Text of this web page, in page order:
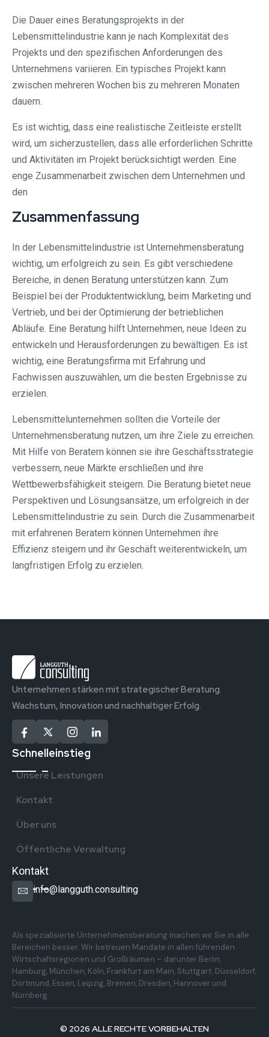
Die Dauer eines Beratungsprojekts in der
Lebensmittelindustrie kann je nach Komplexität des
Projekts und den spezifischen Anforderungen des
Unternehmens variieren. Ein typisches Projekt kann
zwischen mehreren Wochen bis zu mehreren Monaten
dauern.
Es ist wichtig, dass eine realistische Zeitleiste erstellt
wird, um sicherzustellen, dass alle erforderlichen Schritte
und Aktivitäten im Projekt berücksichtigt werden. Eine
enge Zusammenarbeit zwischen dem Unternehmen und
den
Zusammenfassung
In der Lebensmittelindustrie ist Unternehmensberatung
wichtig, um erfolgreich zu sein. Es gibt verschiedene
Bereiche, in denen Beratung unterstützen kann. Zum
Beispiel bei der Produktentwicklung, beim Marketing und
Vertrieb, und bei der Optimierung der betrieblichen
Abläufe. Eine Beratung hilft Unternehmen, neue Ideen zu
entwickeln und Herausforderungen zu bewältigen. Es ist
wichtig, eine Beratungsfirma mit Erfahrung und
Fachwissen auszuwählen, um die besten Ergebnisse zu
erzielen.
Lebensmittelunternehmen sollten die Vorteile der
Unternehmensberatung nutzen, um ihre Ziele zu erreichen.
Mit Hilfe von Beratern können sie ihre Geschäftsstrategie
verbessern, neue Märkte erschließen und ihre
Wettbewerbsfähigkeit steigern. Die Beratung bietet neue
Perspektiven und Lösungsansätze, um erfolgreich in der
Lebensmittelindustrie zu sein. Durch die Zusammenarbeit
mit erfahrenen Beratern können Unternehmen ihre
Effizienz steigern und ihr Geschäft weiterentwickeln, um
langfristigen Erfolg zu erzielen.
Unternehmen stärken mit strategischer Beratung.
Wachstum, Innovation und nachhaltiger Erfolg.
Schnelleinstieg
Unsere Leistungen
Kontakt
Über uns
Öffentliche Verwaltung
Kontakt
info@langguth.consulting
Als spezialisierte Unternehmensberatung machen wir Sie in alle
Bereichen besser. Wir betreuen Mandate in allen führenden
Wirtschaftsregionen und Großräumen – darunter Berlin,
Hamburg, München, Köln, Frankfurt am Main, Stuttgart, Düsseldorf,
Dortmund, Essen, Leipzig, Bremen, Dresden, Hannover und
Nürnberg.
© 2026 ALLE RECHTE VORBEHALTEN